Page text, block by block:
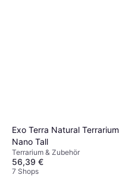
Exo Terra Natural Terrarium
Nano Tall
Terrarium & Zubehör
56,39 €
7 Shops